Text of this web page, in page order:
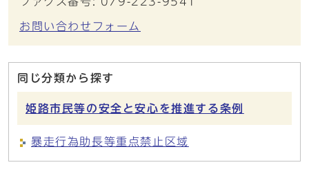
お問い合わせフォーム
同じ分類から探す
姫路市民等の安全と安心を推進する条例
暴走行為助長等重点禁止区域